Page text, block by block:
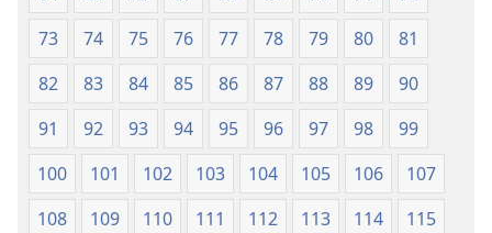
73
74 75 76 77 78 79 80
81
82
83 84 85 86 87 88 89
90
91
92 93 94 95 96 97 98
99
100
101 102 103 104 105 106
107
108
109 110 111 112 113 114
115